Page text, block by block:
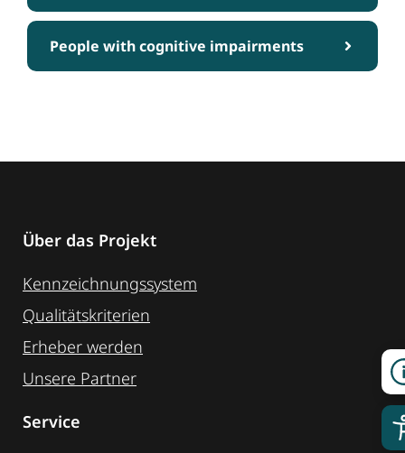
People with cognitive impairments
Über das Projekt
Kennzeichnungssystem
Qualitätskriterien
Erheber werden
Unsere Partner
Service